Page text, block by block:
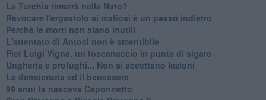
La Turchia rimarrà nella Nato?
Revocare l'ergastolo ai mafiosi è un passo indietro
Perchè le morti non siano inutili
L'attentato di Antoci non è smentibile
Pier Luigi Vigna, un toscanaccio in punta di sigaro
Ungheria e profughi... Non si accettano lezioni
La democrazia ed il benessere
99 anni fa nasceva Caponnetto